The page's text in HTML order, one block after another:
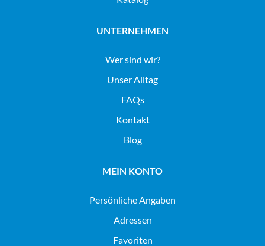
UNTERNEHMEN
Wer sind wir?
Unser Alltag
FAQs
Kontakt
Blog
MEIN KONTO
Persönliche Angaben
Adressen
Favoriten